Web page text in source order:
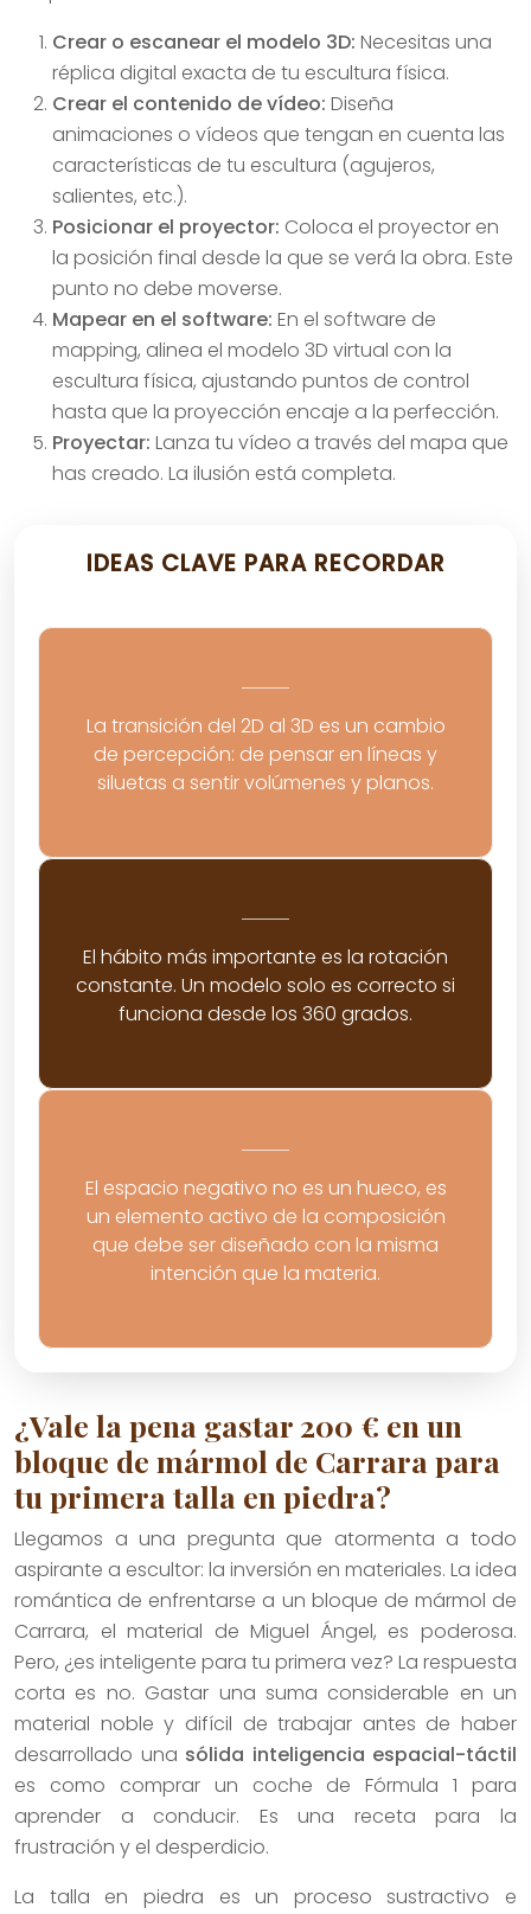
Crear o escanear el modelo 3D: Necesitas una
réplica digital exacta de tu escultura física.
Crear el contenido de vídeo: Diseña
animaciones o vídeos que tengan en cuenta las
características de tu escultura (agujeros,
salientes, etc.).
Posicionar el proyector: Coloca el proyector en
la posición final desde la que se verá la obra. Este
punto no debe moverse.
Mapear en el software: En el software de
mapping, alinea el modelo 3D virtual con la
escultura física, ajustando puntos de control
hasta que la proyección encaje a la perfección.
Proyectar: Lanza tu vídeo a través del mapa que
has creado. La ilusión está completa.
IDEAS CLAVE PARA RECORDAR
La transición del 2D al 3D es un cambio
de percepción: de pensar en líneas y
siluetas a sentir volúmenes y planos.
El hábito más importante es la rotación
constante. Un modelo solo es correcto si
funciona desde los 360 grados.
El espacio negativo no es un hueco, es
un elemento activo de la composición
que debe ser diseñado con la misma
intención que la materia.
¿Vale la pena gastar 200 € en un
bloque de mármol de Carrara para
tu primera talla en piedra?
Llegamos a una pregunta que atormenta a todo
aspirante a escultor: la inversión en materiales. La idea
romántica de enfrentarse a un bloque de mármol de
Carrara, el material de Miguel Ángel, es poderosa.
Pero, ¿es inteligente para tu primera vez? La respuesta
corta es no. Gastar una suma considerable en un
material noble y difícil de trabajar antes de haber
desarrollado una sólida inteligencia espacial-táctil
es como comprar un coche de Fórmula 1 para
aprender a conducir. Es una receta para la
frustración y el desperdicio.
La talla en piedra es un proceso sustractivo e